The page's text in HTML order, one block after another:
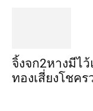
จิ้งจก​2​หาง​มีไ
ทอง​เสี่ยงโชค​ร